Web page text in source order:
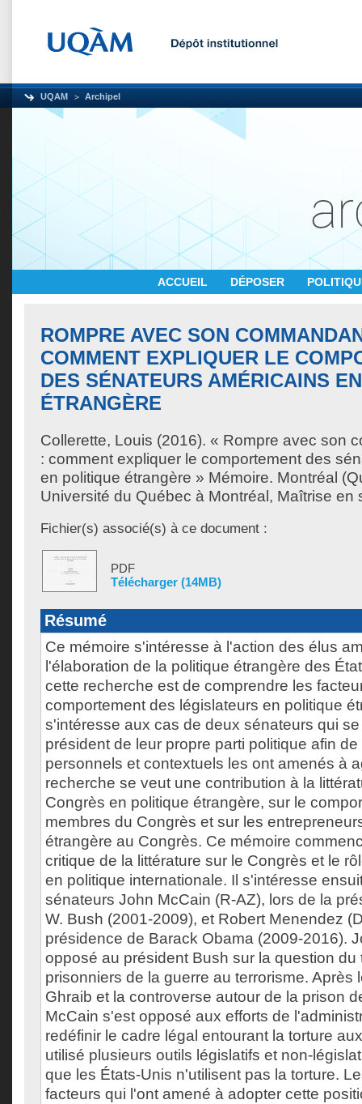
UQAM Archipel
ACCUEIL DÉPOSER
ROMPRE AVEC SON
COMMENT EXPLIQUER LE
DES SÉNATEURS AMÉRICAINS
ÉTRANGÈRE
Collerette, Louis (2016). « Rompre avec son
: comment expliquer le comportement des
en politique étrangère » Mémoire. Montréal
Université du Québec à Montréal, Maîtrise en
Fichier(s) associé(s) à ce document :
PDF
Télécharger (14MB)
Résumé
Ce mémoire s'intéresse à l'action des élus
l'élaboration de la politique étrangère des
cette recherche est de comprendre les
comportement des législateurs en politique
s'intéresse aux cas de deux sénateurs qui
président de leur propre parti politique afin
personnels et contextuels les ont amenés à
recherche se veut une contribution à la
Congrès en politique étrangère, sur le
membres du Congrès et sur les
étrangère au Congrès. Ce mémoire
critique de la littérature sur le Congrès et le
en politique internationale. Il s'intéresse
sénateurs John McCain (R-AZ), lors de la
W. Bush (2001-2009), et Robert Menendez
présidence de Barack Obama (2009-2016).
opposé au président Bush sur la question du
prisonniers de la guerre au terrorisme. Après
Ghraib et la controverse autour de la prison
McCain s'est opposé aux efforts de
redéfinir le cadre légal entourant la torture
utilisé plusieurs outils législatifs et non-
que les États-Unis n'utilisent pas la torture.
facteurs qui l'ont amené à adopter cette